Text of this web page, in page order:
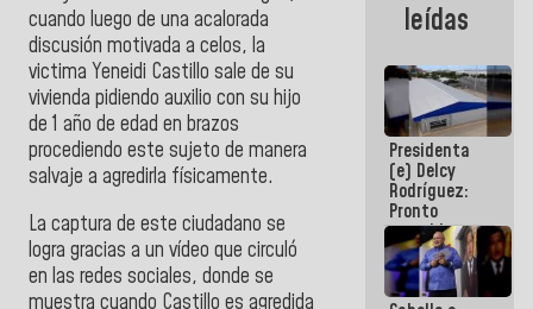
cuando luego de una acalorada
discusión motivada a celos, la
victima Yeneidi Castillo sale de su
vivienda pidiendo auxilio con su hijo
de 1 año de edad en brazos
procediendo este sujeto de manera
salvaje a agredirla físicamente.
La captura de este ciudadano se
logra gracias a un vídeo que circuló
en las redes sociales, donde se
muestra cuando Castillo es agredida
deleídas
Presidenta
(e) Delcy
Rodríguez:
Pronto
restableceremos
las
operaciones
en el